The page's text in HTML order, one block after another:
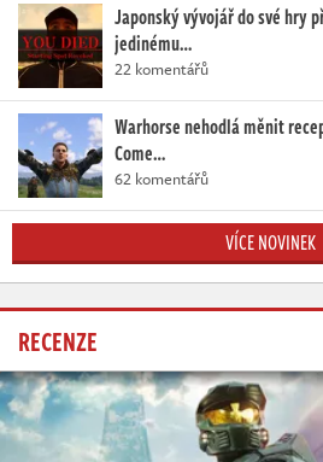
Japonský vývojář do své hry
jedinému…
22 komentářů
Warhorse nehodlá měnit
Come…
62 komentářů
VÍCE NOVINEK
RECENZE